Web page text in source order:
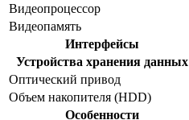
Видеопроцессор
Видеопамять
Интерфейсы
Устройства хранения данных
Оптический привод
Объем накопителя (HDD)
Особенности